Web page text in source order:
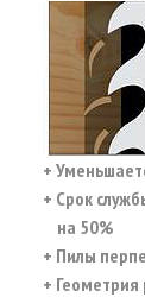
+
+ Срок
на 50%
+ Пилы
+ Геометрия